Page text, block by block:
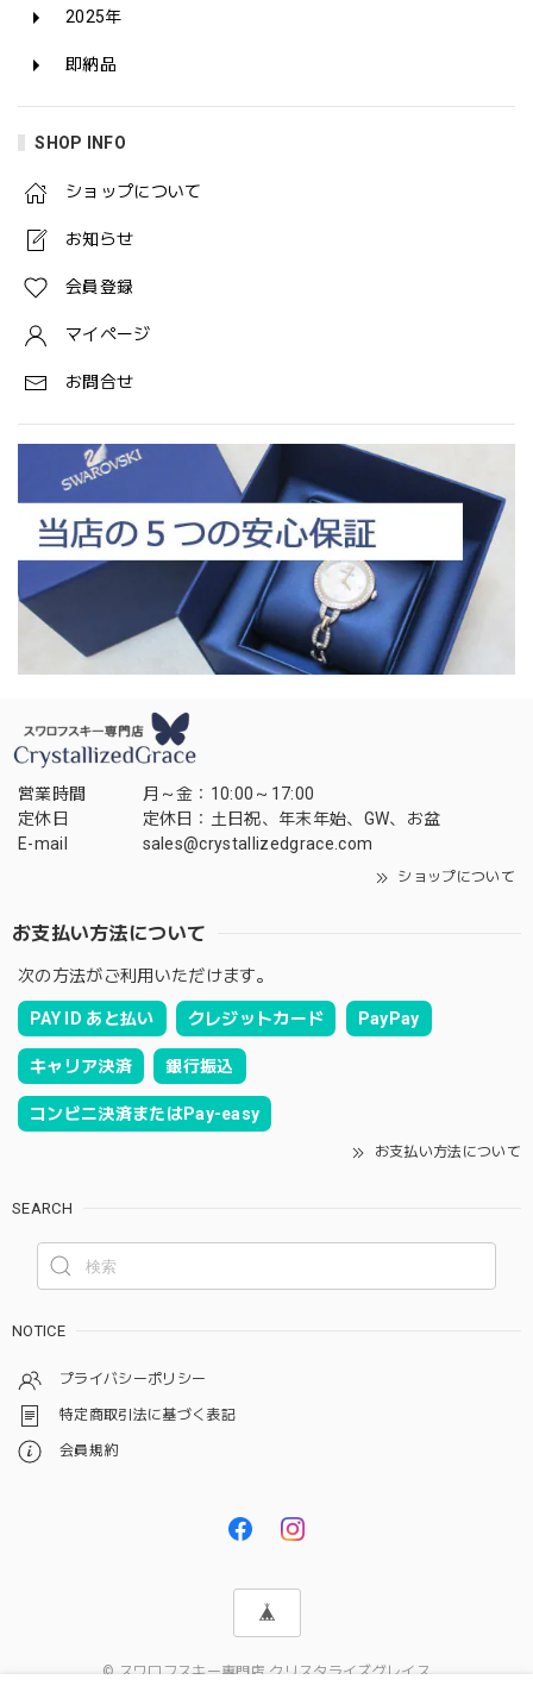
2025年
即納品
SHOP INFO
ショップについて
お知らせ
会員登録
マイページ
お問合せ
営業時間
月～金：10:00～17:00
定休日
定休日：土日祝、年末年始、GW、お盆
E-mail
sales@crystallizedgrace.com
ショップについて
お支払い方法について
次の方法がご利用いただけます。
PAY ID あと払い クレジットカード PayPay
キャリア決済 銀行振込
コンビニ決済またはPay-easy
お支払い方法について
SEARCH
NOTICE
プライバシーポリシー
特定商取引法に基づく表記
会員規約
© スワロフスキー専門店 クリスタライズグレイス